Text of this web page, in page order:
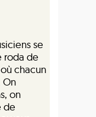
se
roda de
chacun
On
on
de